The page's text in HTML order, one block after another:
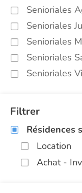
Senioriales
Senioriales
Senioriales
Senioriales
Senioriales
Filtrer
Résidences
Location
Achat -